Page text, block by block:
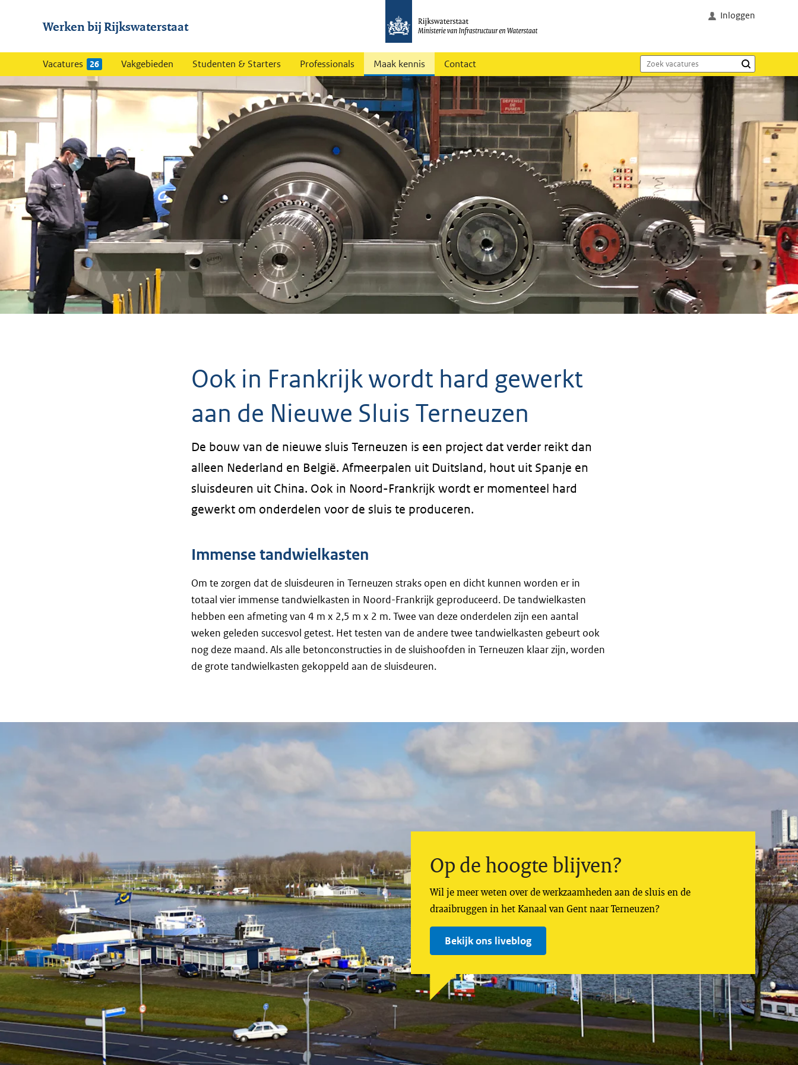
Werken bij Rijkswaterstaat
Inloggen
Vacatures 26 Vakgebieden Studenten & Starters Professionals Maak kennis Contact
Ook in Frankrijk wordt hard gewerkt
aan de Nieuwe Sluis Terneuzen
De bouw van de nieuwe sluis Terneuzen is een project dat verder reikt dan
alleen Nederland en België. Afmeerpalen uit Duitsland, hout uit Spanje en
sluisdeuren uit China. Ook in Noord-Frankrijk wordt er momenteel hard
gewerkt om onderdelen voor de sluis te produceren.
Immense tandwielkasten
Om te zorgen dat de sluisdeuren in Terneuzen straks open en dicht kunnen worden er in
totaal vier immense tandwielkasten in Noord-Frankrijk geproduceerd. De tandwielkasten
hebben een afmeting van 4 m x 2,5 m x 2 m. Twee van deze onderdelen zijn een aantal
weken geleden succesvol getest. Het testen van de andere twee tandwielkasten gebeurt ook
nog deze maand. Als alle betonconstructies in de sluishoofden in Terneuzen klaar zijn, worden
de grote tandwielkasten gekoppeld aan de sluisdeuren.
Op de hoogte blijven?
Wil je meer weten over de werkzaamheden aan de sluis en de
draaibruggen in het Kanaal van Gent naar Terneuzen?
Bekijk ons liveblog